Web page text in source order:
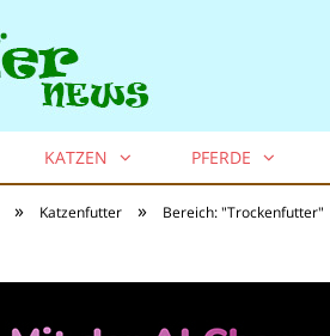
KATZEN PFERDE
» Katzenfutter » Bereich: "Trockenfutter"